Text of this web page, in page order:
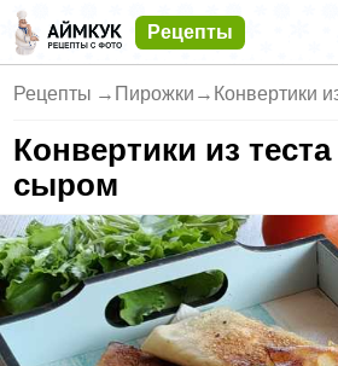
Рецепты
Рецепты → Пирожки → Конвертики
Конвертики из
сыром